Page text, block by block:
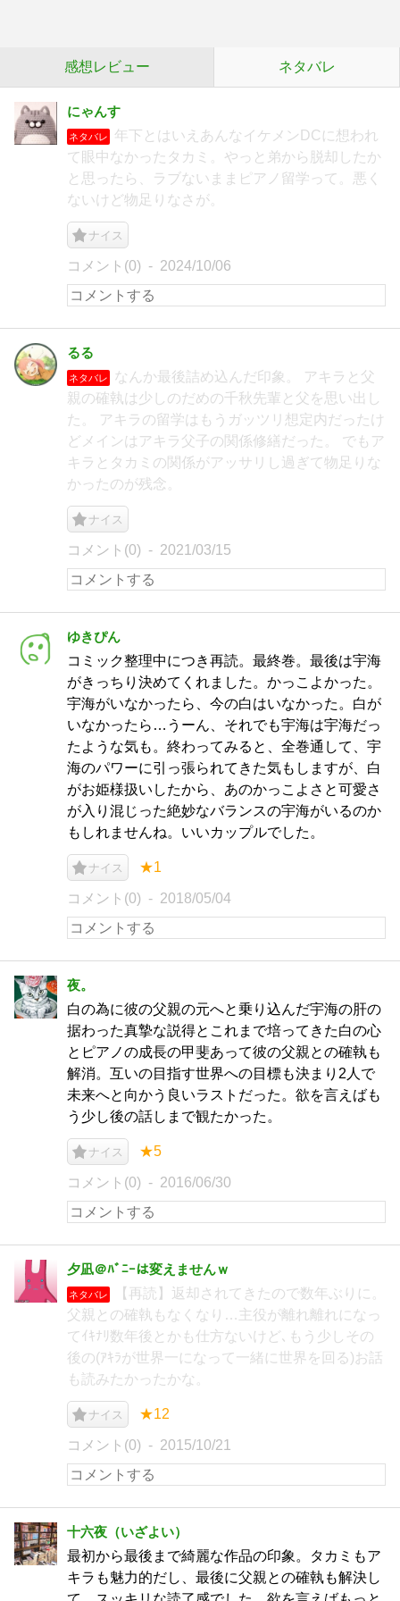
感想レビュー ネタバレ
にゃんす
ネタバレ
年下とはいえあんなイケメンDCに想われ
て眼中なかったタカミ。やっと弟から脱却したか
と思ったら、ラブないままピアノ留学って。悪く
ないけど物足りなさが。
ナイス
コメント(0) 2024/10/06
るる
ネタバレ
なんか最後詰め込んだ印象。 アキラと父
親の確執は少しのだめの千秋先輩と父を思い出し
た。 アキラの留学はもうガッツリ想定内だったけ
どメインはアキラ父子の関係修繕だった。 でもア
キラとタカミの関係がアッサリし過ぎて物足りな
かったのが残念。
ナイス
コメント(0) 2021/03/15
ゆきぴん
コミック整理中につき再読。最終巻。最後は宇海
がきっちり決めてくれました。かっこよかった。
宇海がいなかったら、今の白はいなかった。白が
いなかったら…うーん、それでも宇海は宇海だっ
たような気も。終わってみると、全巻通して、宇
海のパワーに引っ張られてきた気もしますが、白
がお姫様扱いしたから、あのかっこよさと可愛さ
が入り混じった絶妙なバランスの宇海がいるのか
もしれませんね。いいカップルでした。
ナイス ★1
コメント(0) 2018/05/04
夜。
白の為に彼の父親の元へと乗り込んだ宇海の肝の
据わった真摯な説得とこれまで培ってきた白の心
とピアノの成長の甲斐あって彼の父親との確執も
解消。互いの目指す世界への目標も決まり2人で
未来へと向かう良いラストだった。欲を言えばも
う少し後の話しまで観たかった。
ナイス ★5
コメント(0) 2016/06/30
夕凪＠ﾊﾞﾆｰは変えませんｗ
ネタバレ
【再読】返却されてきたので数年ぶりに。
父親との確執もなくなり…主役が離れ離れになっ
てｲｷﾅﾘ数年後とかも仕方ないけど､もう少しその
後の(ｱｷﾗが世界一になって一緒に世界を回る)お話
も読みたかったかな。
ナイス ★12
コメント(0) 2015/10/21
十六夜（いざよい）
最初から最後まで綺麗な作品の印象。タカミもア
キラも魅力的だし、最後に父親との確執も解決し